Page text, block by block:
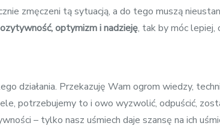
zmęczeni tą sytuacją, a do tego muszą
optymizm i nadzieję, tak by móc lepiej,
działania. Przekazuję Wam ogrom wiedzy,
potrzebujemy to i owo wyzwolić, odpuścić,
– tylko nasz uśmiech daje szansę na ich